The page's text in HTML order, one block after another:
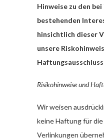
Hinweise zu den
bestehenden
hinsichtlich dieser
unsere
Haftungsausschluss
Risikohinweise und
Wir weisen
keine Haftung für
Verlinkungen